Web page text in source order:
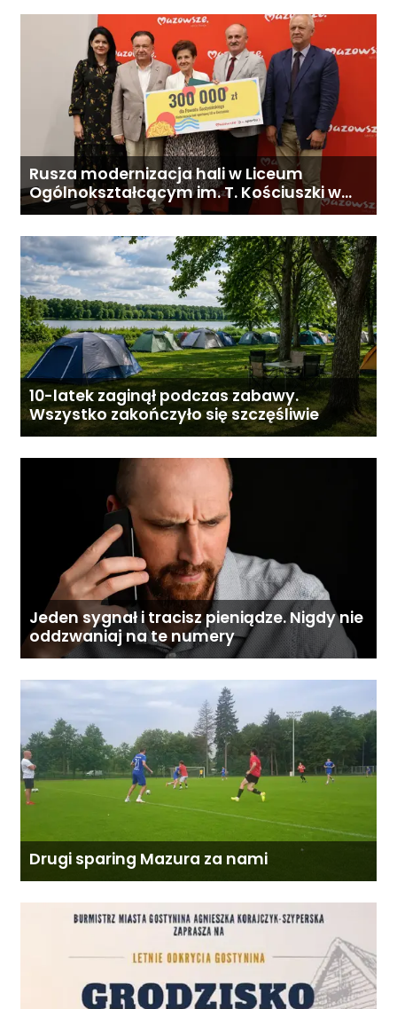
Rusza modernizacja hali w Liceum
Ogólnokształcącym im. T. Kościuszki w
Gostyninie
10-latek zaginął podczas zabawy.
Wszystko zakończyło się szczęśliwie
Jeden sygnał i tracisz pieniądze. Nigdy nie
oddzwaniaj na te numery
Drugi sparing Mazura za nami